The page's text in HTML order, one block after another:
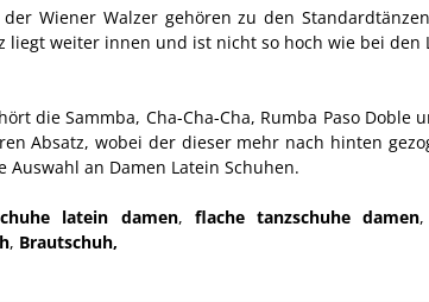
Wiener Walzer gehören zu den
liegt weiter innen und ist nicht so hoch wie bei den
die Sammba, Cha-Cha-Cha, Rumba Paso Doble
Absatz, wobei der dieser mehr nach hinten
an Damen Latein Schuhen.
latein damen, flache tanzschuhe damen,
, Brautschuh,